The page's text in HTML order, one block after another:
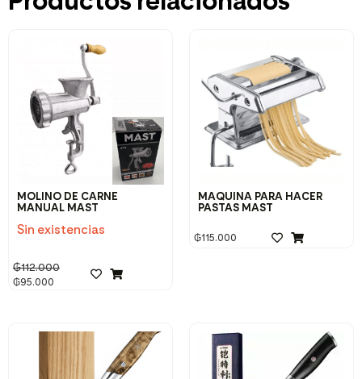
MOLINO DE CARNE
MANUAL MAST
Sin existencias
₲112.000
₲95.000
MAQUINA PARA HACER
PASTAS MAST
₲115.000